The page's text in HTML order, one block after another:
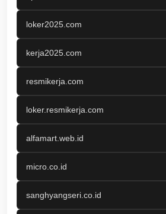
loker2025.com
kerja2025.com
resmikerja.com
loker.resmikerja.com
alfamart.web.id
micro.co.id
sanghyangseri.co.id